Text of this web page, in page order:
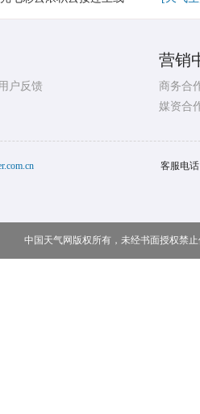
户反馈
营销
商务合
媒资合
客服电
中国天气网版权所有，未经书面授权